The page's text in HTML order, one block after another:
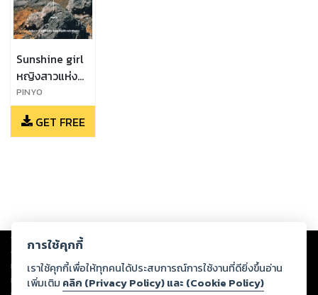
Sunshine girl
หญิงสาวแห่ง
แสงแดด
PINYO
GET FREE
Copyright © 2026
ต่อผลงานหรือเนื้อหาใดที่อัปโหลดผ่านเว็บไซต์และปรากฏว่าละเมิดสิทธิใน
ทรัพย์สินทางปัญญาของบุคคลอื่นหรือขัดต่อกฎหมายและศีลธรรม ดังนั้น ผู้อ่าน
ทุกท่านโปรดใช้วิจารณญาณในการกลั่นกรองด้วยตนเอง และหากท่านพบว่าส่วน
การใช้คุกกี้
เราใช้คุกกี้เพื่อให้ทุกคนได้ประสบการณ์การใช้งานที่ดียิ่งขึ้นอ่าน
เพิ่มเติม คลิก (Privacy Policy) และ (Cookie Policy)